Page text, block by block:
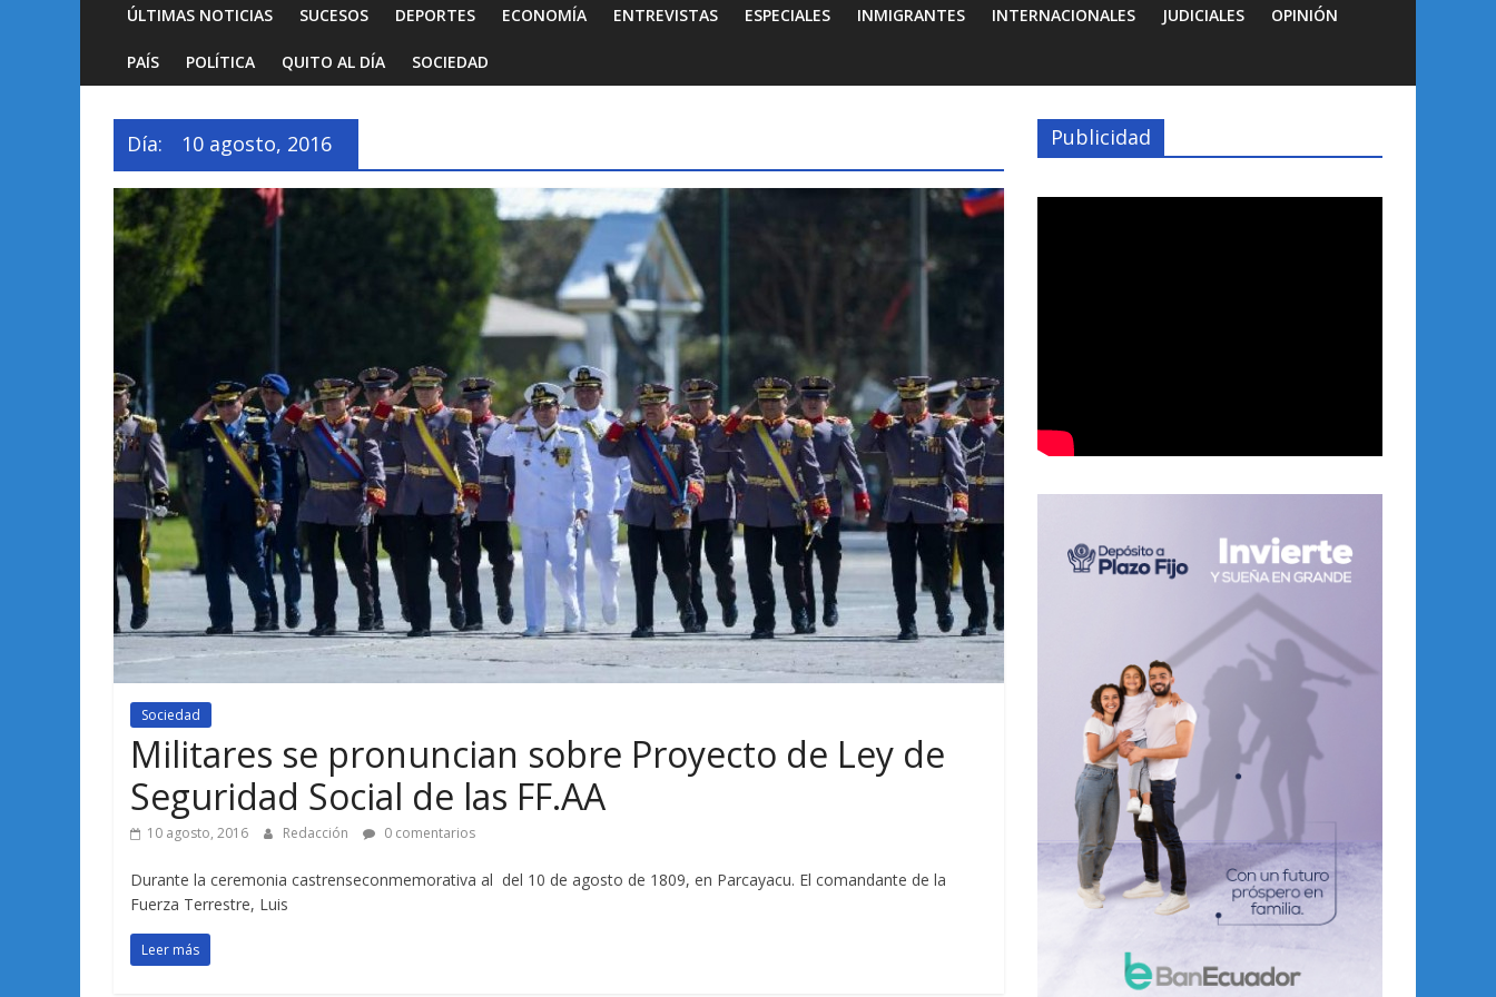
ÚLTIMAS NOTICIAS SUCESOS DEPORTES ECONOMÍA ENTREVISTAS ESPECIALES INMIGRANTES INTERNACIONALES JUDICIALES OPINIÓN
PAÍS POLÍTICA QUITO AL DÍA SOCIEDAD
Día: 10 agosto, 2016
Sociedad
Militares se pronuncian sobre Proyecto de Ley de
Seguridad Social de las FF.AA
10 agosto, 2016 Redacción 0 comentarios
Durante la ceremonia castrenseconmemorativa al del 10 de agosto de 1809, en Parcayacu. El comandante de la
Fuerza Terrestre, Luis
Leer más
Publicidad